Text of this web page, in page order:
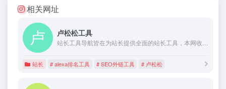
相关网址
卢松松工具
站长工具导航皆在为站长提供全面的站长工具，本网收录了互联网各大热门在线站长工具，经常上站长工具可以了解SEO数据变化。还可以检测网站死链接、蜘蛛访问、HTML格式检测、网站速度测试、友情链接检查、网站域名IP查询、PR、权重查询、alexa、whois查询等等。
站长 # alexa排名工具 # SEO外链工具 # 卢松松